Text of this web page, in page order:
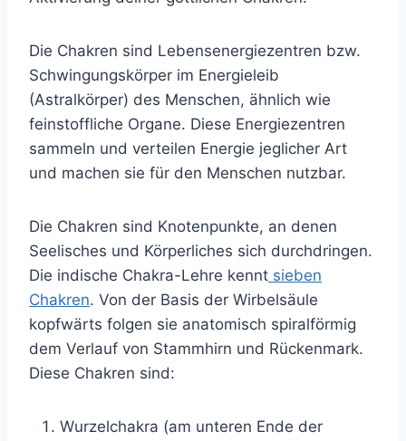
Die Chakren sind Lebensenergiezentren bzw.
Schwingungskörper im Energieleib
(Astralkörper) des Menschen, ähnlich wie
feinstoffliche Organe. Diese Energiezentren
sammeln und verteilen Energie jeglicher Art
und machen sie für den Menschen nutzbar.
Die Chakren sind Knotenpunkte, an denen
Seelisches und Körperliches sich durchdringen.
Die indische Chakra-Lehre kennt sieben
Chakren. Von der Basis der Wirbelsäule
kopfwärts folgen sie anatomisch spiralförmig
dem Verlauf von Stammhirn und Rückenmark.
Diese Chakren sind:
Wurzelchakra (am unteren Ende der